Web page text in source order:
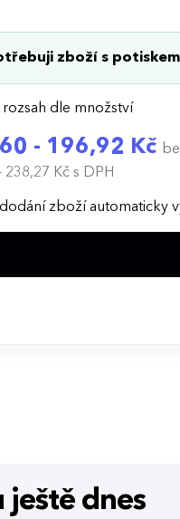
zboží s
dle množství
- 196,92 Kč
238,27 Kčs DPH
dodání zboží automaticky
ještě dnes